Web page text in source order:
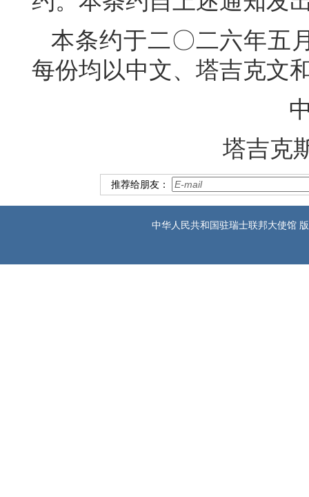
本条约于二〇二六年五
每份均以中文、塔吉克文
塔吉克
推荐给朋友：
中华人民共和国驻瑞士联邦大使馆